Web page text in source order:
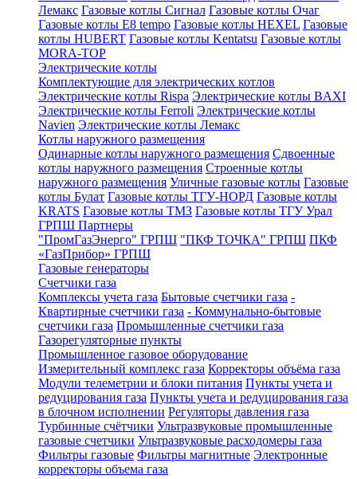
Лемакс Газовые котлы Сигнал Газовые котлы Очаг
Газовые котлы E8 tempo Газовые котлы HEXEL Газовые
котлы HUBERT Газовые котлы Kentatsu Газовые котлы
MORA-TOP
Электрические котлы
Комплектующие для электрических котлов
Электрические котлы Rispa Электрические котлы BAXI
Электрические котлы Ferroli Электрические котлы
Navien Электрические котлы Лемакс
Котлы наружного размещения
Одинарные котлы наружного размещения Сдвоенные
котлы наружного размещения Строенные котлы
наружного размещения Уличные газовые котлы Газовые
котлы Булат Газовые котлы ТГУ-НОРД Газовые котлы
KRATS Газовые котлы ТМЗ Газовые котлы ТГУ Урал
ГРПШ Партнеры
"ПромГазЭнерго" ГРПШ "ПКФ ТОЧКА" ГРПШ ПКФ
«ГазПрибор» ГРПШ
Газовые генераторы
Счетчики газа
Комплексы учета газа Бытовые счетчики газа -
Квартирные счетчики газа - Коммунально-бытовые
счетчики газа Промышленные счетчики газа
Газорегуляторные пункты
Промышленное газовое оборудование
Измерительный комплекс газа Корректоры объёма газа
Модули телеметрии и блоки питания Пункты учета и
редуцирования газа Пункты учета и редуцирования газа
в блочном исполнении Регуляторы давления газа
Турбинные счётчики Ультразвуковые промышленные
газовые счетчики Ультразвуковые расходомеры газа
Фильтры газовые Фильтры магнитные Электронные
корректоры объема газа